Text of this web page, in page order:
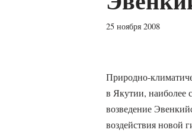
25 ноября 2008
Природно-
в Якутии, наиболее
возведение
воздействия новой